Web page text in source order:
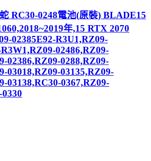
RC30-0248電池(原裝) BLADE15
年,15 RTX 2070
02385E92-R3U1,RZ09-
02486,RZ09-
02386,RZ09-0288,RZ09-
03018,RZ09-03135,RZ09-
03138,RC30-0367,RZ09-